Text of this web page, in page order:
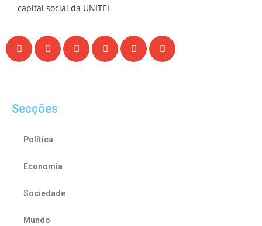
capital social da UNITEL
Secções
Política
Economia
Sociedade
Mundo